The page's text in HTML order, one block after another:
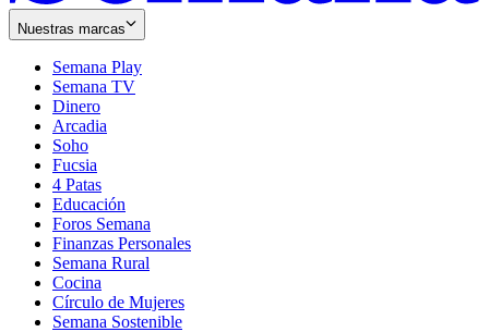
Nuestras marcas
Semana Play
Semana TV
Dinero
Arcadia
Soho
in
new
window
Fucsia
in
new
window
4 Patas
Educación
Foros Semana
Finanzas Personales
Semana Rural
Cocina
Círculo de Mujeres
Semana Sostenible